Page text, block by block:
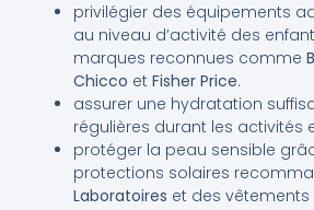
privilégier des équipements
au niveau d’activité des
marques reconnues comme
Chicco et Fisher Price.
assurer une hydratation
régulières durant les activités
protéger la peau sensible
protections solaires
Laboratoires et des vêtements